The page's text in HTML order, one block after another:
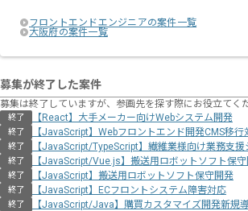
フロントエンドエンジニアの案件一覧
大阪府の案件一覧
募集が終了した案件
募集は終了していますが、参画先を探す際にお役立てく
終了 【React】大手メーカー向けWebシステム開発
終了 【JavaScript】Webフロントエンド開発CMS移行
終了 【JavaScript/TypeScript】繊維業様向け業務支
終了 【JavaScript/Vue.js】搬送用ロボットソフト保
終了 【JavaScript】搬送用ロボットソフト保守開発
終了 【JavaScript】ECフロントシステム障害対応
終了 【JavaScript/Java】購買カスタマイズ開発新規